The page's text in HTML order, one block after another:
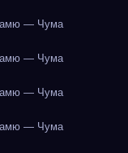
— Чума
— Чума
— Чума
— Чума